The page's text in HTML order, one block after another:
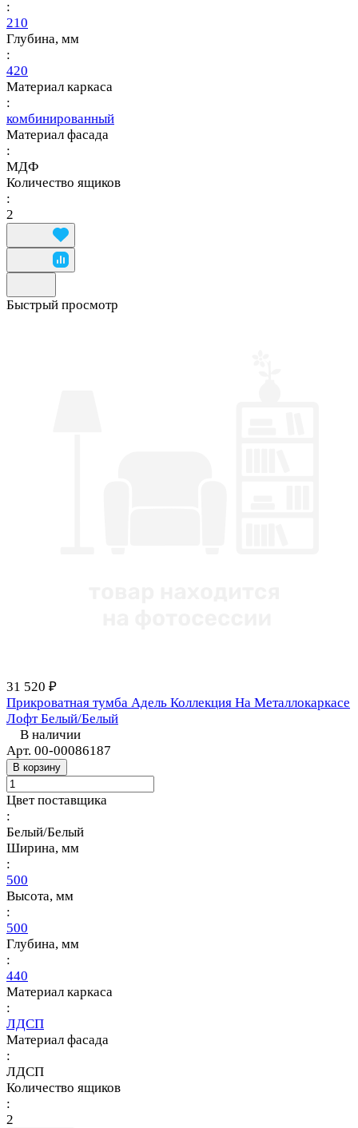
:
210
Глубина, мм
:
420
Материал каркаса
:
комбинированный
Материал фасада
:
МДФ
Количество ящиков
:
2
Быстрый просмотр
31 520 ₽
Прикроватная тумба Адель Коллекция На Металлокаркасе
Лофт Белый/Белый
В наличии
Арт. 00-00086187
В корзину
Цвет поставщика
:
Белый/Белый
Ширина, мм
:
500
Высота, мм
:
500
Глубина, мм
:
440
Материал каркаса
:
ЛДСП
Материал фасада
:
ЛДСП
Количество ящиков
:
2